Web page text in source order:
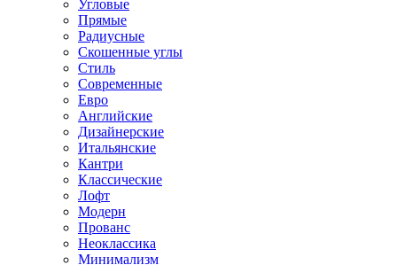
Угловые
Прямые
Радиусные
Скошенные углы
Стиль
Современные
Евро
Английские
Дизайнерские
Итальянские
Кантри
Классические
Лофт
Модерн
Прованс
Неоклассика
Минимализм